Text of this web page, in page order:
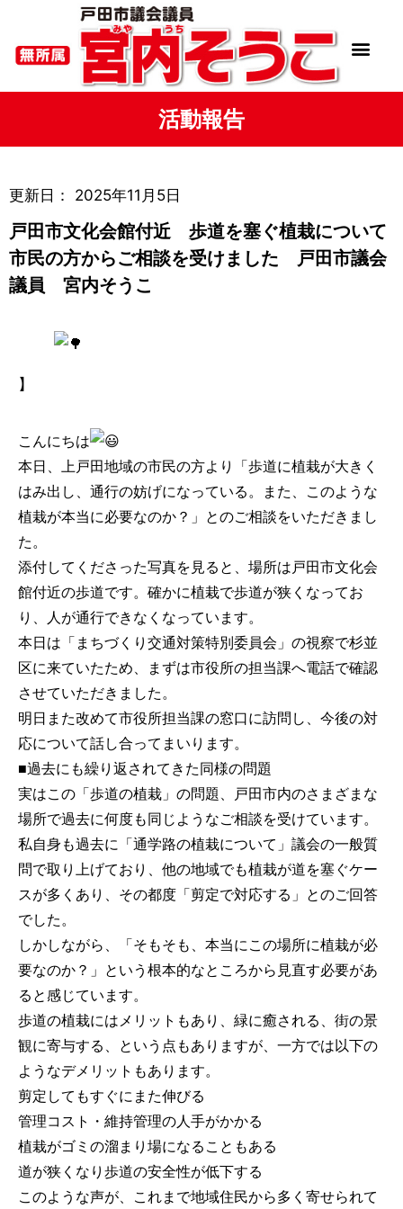
活動報告
更新日： 2025年11月5日
戸田市文化会館付近 歩道を塞ぐ植栽について
市民の方からご相談を受けました 戸田市議会
議員 宮内そうこ
】
こんにちは
本日、上戸田地域の市民の方より「歩道に植栽が大きく
はみ出し、通行の妨げになっている。また、このような
植栽が本当に必要なのか？」とのご相談をいただきまし
た。
添付してくださった写真を見ると、場所は戸田市文化会
館付近の歩道です。確かに植栽で歩道が狭くなってお
り、人が通行できなくなっています。
本日は「まちづくり交通対策特別委員会」の視察で杉並
区に来ていたため、まずは市役所の担当課へ電話で確認
させていただきました。
明日また改めて市役所担当課の窓口に訪問し、今後の対
応について話し合ってまいります。
■過去にも繰り返されてきた同様の問題
実はこの「歩道の植栽」の問題、戸田市内のさまざまな
場所で過去に何度も同じようなご相談を受けています。
私自身も過去に「通学路の植栽について」議会の一般質
問で取り上げており、他の地域でも植栽が道を塞ぐケー
スが多くあり、その都度「剪定で対応する」とのご回答
でした。
しかしながら、「そもそも、本当にこの場所に植栽が必
要なのか？」という根本的なところから見直す必要があ
ると感じています。
歩道の植栽にはメリットもあり、緑に癒される、街の景
観に寄与する、という点もありますが、一方では以下の
ようなデメリットもあります。
剪定してもすぐにまた伸びる
管理コスト・維持管理の人手がかかる
植栽がゴミの溜まり場になることもある
道が狭くなり歩道の安全性が低下する
このような声が、これまで地域住民から多く寄せられて